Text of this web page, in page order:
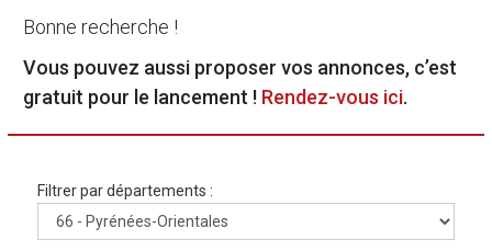
Bonne recherche !
Vous pouvez aussi proposer vos annonces, c’est
gratuit pour le lancement ! Rendez-vous ici.
Filtrer par départements :